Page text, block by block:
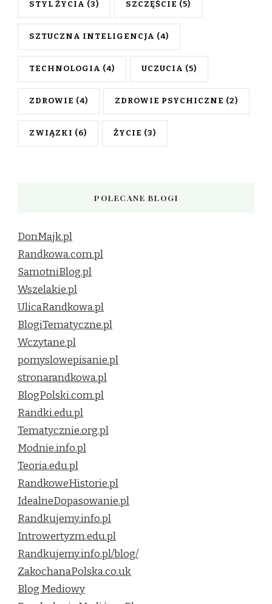
STYL ŻYCIA (3) SZCZĘŚCIE (5)
SZTUCZNA INTELIGENCJA (4)
TECHNOLOGIA (4) UCZUCIA (5)
ZDROWIE (4) ZDROWIE PSYCHICZNE (2)
ZWIĄZKI (6) ŻYCIE (3)
POLECANE BLOGI
DonMajk.pl
Randkowa.com.pl
SamotniBlog.pl
Wszelakie.pl
UlicaRandkowa.pl
BlogiTematyczne.pl
Wczytane.pl
pomyslowepisanie.pl
stronarandkowa.pl
BlogPolski.com.pl
Randki.edu.pl
Tematycznie.org.pl
Modnie.info.pl
Teoria.edu.pl
RandkoweHistorie.pl
IdealneDopasowanie.pl
Randkujemy.info.pl
Introwertyzm.edu.pl
Randkujemy.info.pl/blog/
ZakochanaPolska.co.uk
Blog Mediowy